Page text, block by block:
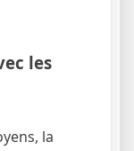
les
la